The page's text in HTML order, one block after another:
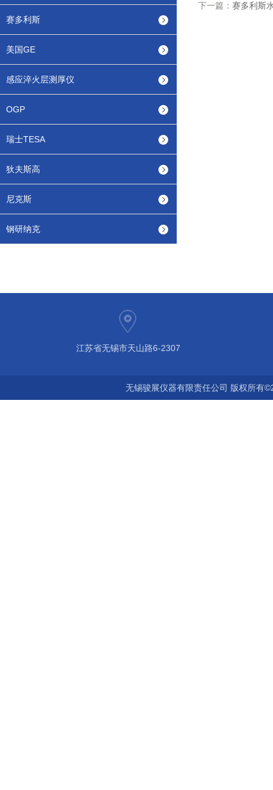
赛多利斯
美国GE
感应淬火层测厚仪
OGP
瑞士TESA
狄夫斯高
尼克斯
钢研纳克
下一篇： 赛多利斯
江苏省无锡市天山路6-2307
无锡骏展仪器有限责任公司 版权所有